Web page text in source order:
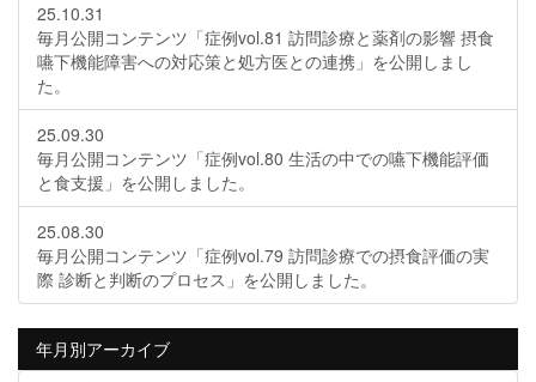
25.10.31
毎月公開コンテンツ「症例vol.81 訪問診療と薬剤の影響 摂食
嚥下機能障害への対応策と処方医との連携」を公開しまし
た。
25.09.30
毎月公開コンテンツ「症例vol.80 生活の中での嚥下機能評価
と食支援」を公開しました。
25.08.30
毎月公開コンテンツ「症例vol.79 訪問診療での摂食評価の実
際 診断と判断のプロセス」を公開しました。
年月別アーカイブ